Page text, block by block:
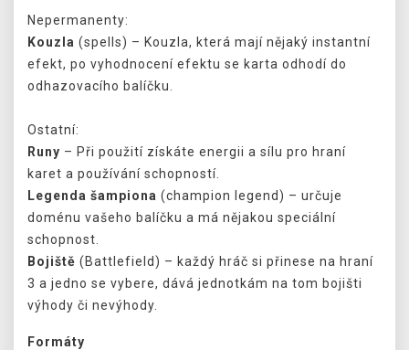
Nepermanenty:
Kouzla (spells) – Kouzla, která mají nějaký instantní
efekt, po vyhodnocení efektu se karta odhodí do
odhazovacího balíčku.
Ostatní:
Runy – Při použití získáte energii a sílu pro hraní
karet a používání schopností.
Legenda šampiona (champion legend) – určuje
doménu vašeho balíčku a má nějakou speciální
schopnost.
Bojiště (Battlefield) – každý hráč si přinese na hraní
3 a jedno se vybere, dává jednotkám na tom bojišti
výhody či nevýhody.
Formáty